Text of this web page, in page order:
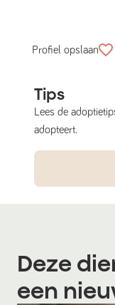
Profiel opslaan
Tips
Lees de
adopteert.
Deze
een